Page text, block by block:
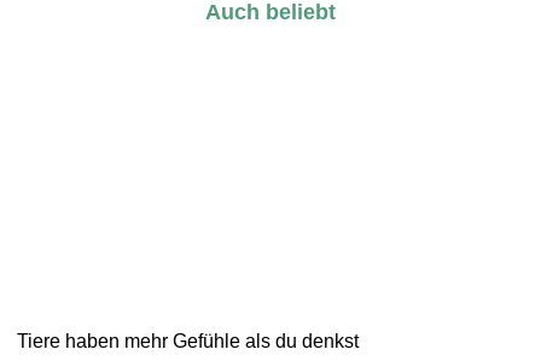
Auch beliebt
Tiere haben mehr Gefühle als du denkst